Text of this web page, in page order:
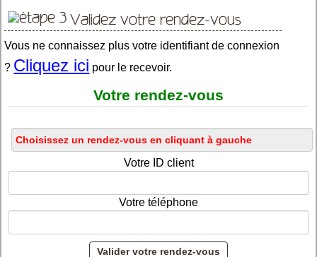
Validez votre rendez-vous
Vous ne connaissez plus votre identifiant de connexion
? Cliquez ici pour le recevoir.
Votre rendez-vous
Votre ID client
Votre téléphone